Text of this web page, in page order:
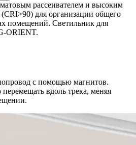
рассеивателем и высоким
для организации общего
помещений. Светильник для
ORIENT.
с помощью магнитов.
вдоль трека, меняя